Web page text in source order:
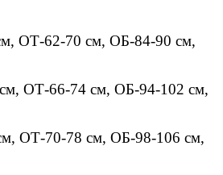
ОТ-62-70 см, ОБ-84-90 см,
ОТ-66-74 см, ОБ-94-102 см,
ОТ-70-78 см, ОБ-98-106 см,